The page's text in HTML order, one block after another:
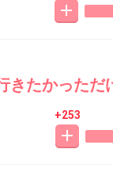
きたかっただ
+253